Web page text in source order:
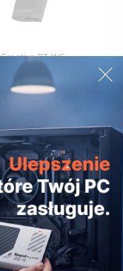
Creative BT-W6
259,00zł